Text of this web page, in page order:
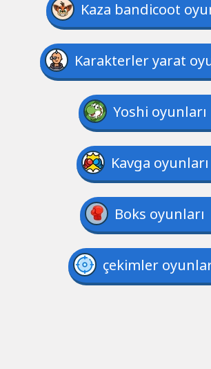
Kaza bandicoot
Karakterler yarat
Yoshi oyunları
Kavga oyunları
Boks oyunları
çekimler